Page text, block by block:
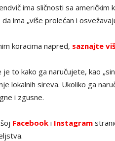
ima sličnosti sa američkim
da ima „više prolećan i
koracima napred, saznajte
to kako ga naručujete, kao
lokalnih sireva. Ukoliko ga
i zgusne.
Facebook i Instagram